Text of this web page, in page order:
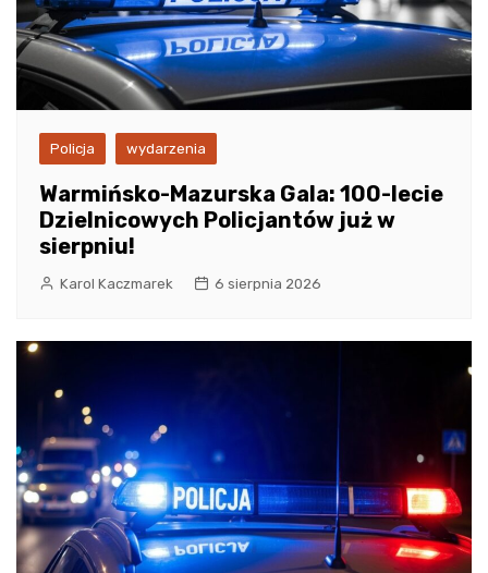
Policja wydarzenia
Warmińsko-Mazurska Gala: 100-lecie
Dzielnicowych Policjantów już w
sierpniu!
Karol Kaczmarek 6 sierpnia 2026